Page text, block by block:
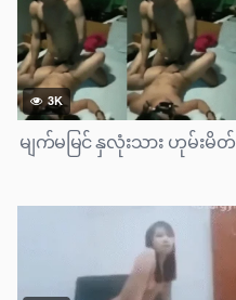
3K
မျက်မမြင် နှလုံးသား ဟုမ်းမိတ်